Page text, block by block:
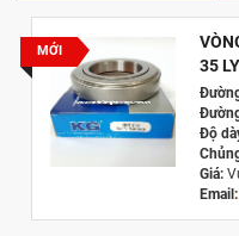
MỚI
35
Độ
Giá:
Email: